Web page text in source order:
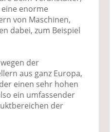
n
enorme
von Maschinen,
dabei, zum Beispiel
der
aus ganz Europa,
einen sehr hohen
ein umfassender
der